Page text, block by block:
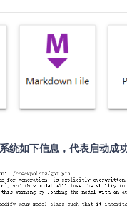
统如下信息，代表启动成